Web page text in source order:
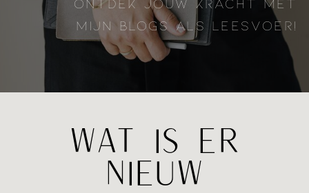
ONTDEK JOUW KRACHT MET
MIJN BLOGS ALS LEESVOER!
WAT IS ER
NIEUW